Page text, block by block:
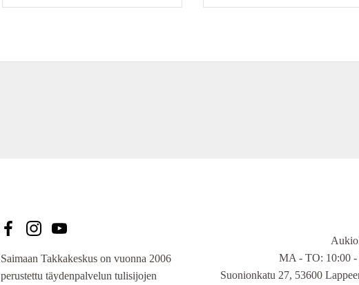
Saimaan Takkakeskus on vuonna 2006
perustettu täydenpalvelun tulisijojen
MA - TO: 10:00 -
Suonionkatu 27, 53600